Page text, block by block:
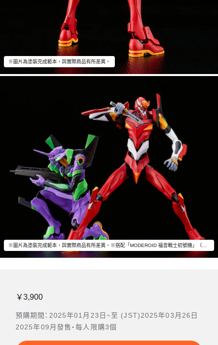
※圖片為塗裝完成範本，與實際商品有所差異。
￥3,900
預購期間：2025年01月23日~至 (JST)2025年03月26日
2025年09月發售・每人限購3個